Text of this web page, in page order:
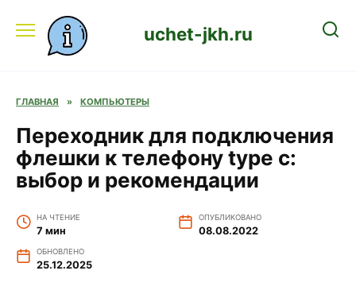
содержанию
uchet-jkh.ru
ГЛАВНАЯ » КОМПЬЮТЕРЫ
Переходник для подключения
флешки к телефону type c:
выбор и рекомендации
НА ЧТЕНИЕ
7 мин
ОПУБЛИКОВАНО
08.08.2022
ОБНОВЛЕНО
25.12.2025